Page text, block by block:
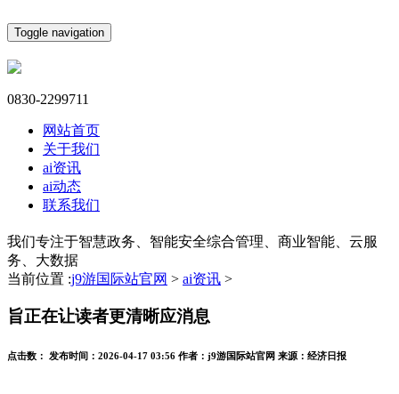
Toggle navigation
0830-2299711
网站首页
关于我们
ai资讯
ai动态
联系我们
我们专注于智慧政务、智能安全综合管理、商业智能、云服
务、大数据
当前位置 :j9游国际站官网 > ai资讯 >
旨正在让读者更清晰应消息
点击数： 发布时间： 2026-04-17 03:56 作者： j9游国际站官网 来源： 经济日报